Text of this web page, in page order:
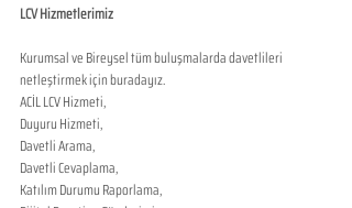
LCV Hizmetlerimiz
Kurumsal ve Bireysel tüm buluşmalarda davetlileri
netleştirmek için buradayız.
ACİL LCV Hizmeti,
Duyuru Hizmeti,
Davetli Arama,
Davetli Cevaplama,
Katılım Durumu Raporlama,